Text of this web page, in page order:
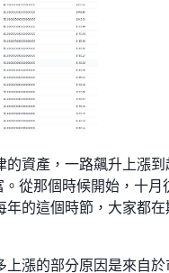
的資產，一路飆升上漲到
從那個時候開始，十月
年的這個時節，大家都在
上漲的部分原因是來自於